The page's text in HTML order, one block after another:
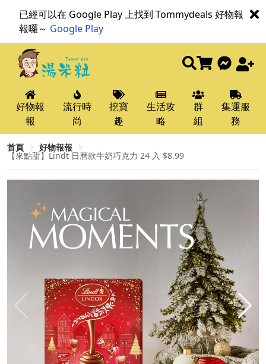
已經可以在 Google Play 上找到 Tommydeals 好物報
報囉～ Google Play
好物報
報
流行時
尚
挖寶
趣
生活攻
略
群
組
集運服
務
首頁 好物報報
【來點甜】Lindt 日曆款牛奶巧克力 24 入 $8.99